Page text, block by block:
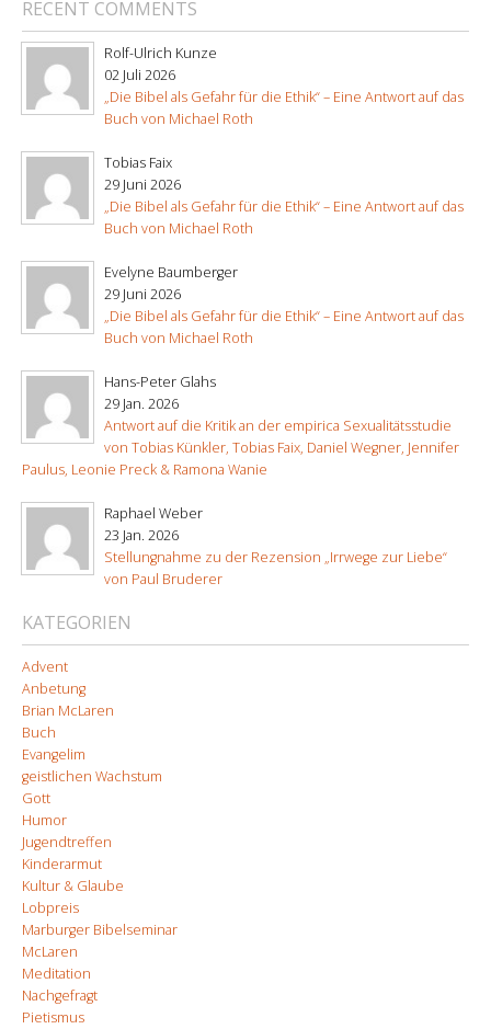
RECENT COMMENTS
Rolf-Ulrich Kunze
02 Juli 2026
„Die Bibel als Gefahr für die Ethik“ – Eine Antwort auf das
Buch von Michael Roth
Tobias Faix
29 Juni 2026
„Die Bibel als Gefahr für die Ethik“ – Eine Antwort auf das
Buch von Michael Roth
Evelyne Baumberger
29 Juni 2026
„Die Bibel als Gefahr für die Ethik“ – Eine Antwort auf das
Buch von Michael Roth
Hans-Peter Glahs
29 Jan. 2026
Antwort auf die Kritik an der empirica Sexualitätsstudie
von Tobias Künkler, Tobias Faix, Daniel Wegner, Jennifer
Paulus, Leonie Preck & Ramona Wanie
Raphael Weber
23 Jan. 2026
Stellungnahme zu der Rezension „Irrwege zur Liebe“
von Paul Bruderer
KATEGORIEN
Advent
Anbetung
Brian McLaren
Buch
Evangelim
geistlichen Wachstum
Gott
Humor
Jugendtreffen
Kinderarmut
Kultur & Glaube
Lobpreis
Marburger Bibelseminar
McLaren
Meditation
Nachgefragt
Pietismus